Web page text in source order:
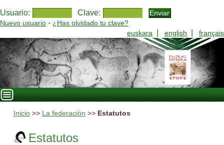
Usuario: Clave:
Nuevo usuario - ¿Has olvidado tu clave?
euskara
english français
Inicio>> La federación >> Estatutos
Estatutos